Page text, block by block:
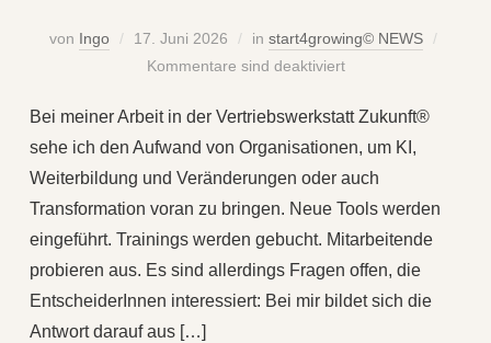
von Ingo 17. Juni 2026 in start4growing© NEWS
Kommentare sind deaktiviert
Bei meiner Arbeit in der Vertriebswerkstatt Zukunft®
sehe ich den Aufwand von Organisationen, um KI,
Weiterbildung und Veränderungen oder auch
Transformation voran zu bringen. Neue Tools werden
eingeführt. Trainings werden gebucht. Mitarbeitende
probieren aus. Es sind allerdings Fragen offen, die
EntscheiderInnen interessiert: Bei mir bildet sich die
Antwort darauf aus […]